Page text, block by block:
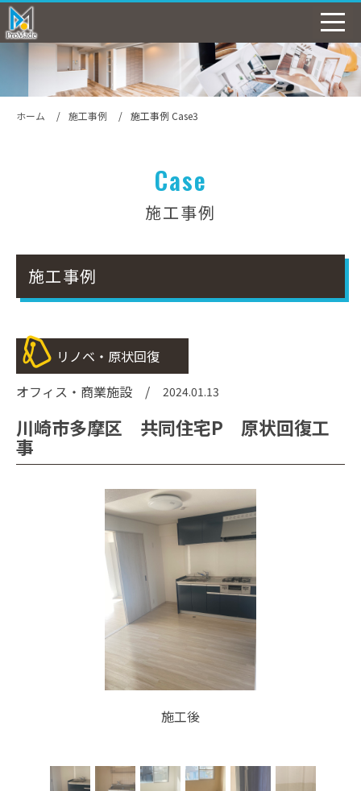
ホーム 施工事例 施工事例 Case3
Case
施工事例
施工事例
リノベ・原状回復
オフィス・商業施設 / 2024.01.13
川崎市多摩区 共同住宅P 原状回復工
事
施工後